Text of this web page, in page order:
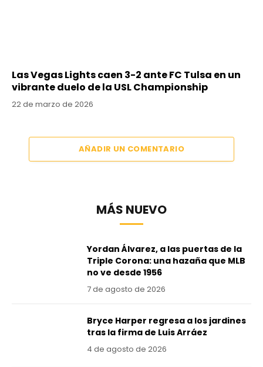
Las Vegas Lights caen 3-2 ante FC Tulsa en un
vibrante duelo de la USL Championship
22 de marzo de 2026
AÑADIR UN COMENTARIO
MÁS NUEVO
Yordan Álvarez, a las puertas de la
Triple Corona: una hazaña que MLB
no ve desde 1956
7 de agosto de 2026
Bryce Harper regresa a los jardines
tras la firma de Luis Arráez
4 de agosto de 2026